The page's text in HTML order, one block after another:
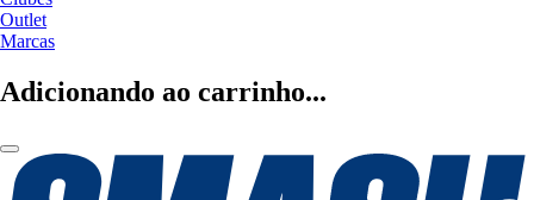
Outlet
Marcas
Adicionando ao carrinho...